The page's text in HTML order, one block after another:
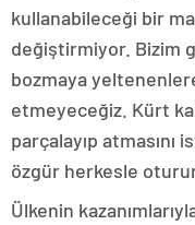
kullanabileceği bir
değiştirmiyor. Bizim
bozmaya
etmeyeceğiz. Kürt
parçalayıp atmasını
özgür herkesle
Ülkenin